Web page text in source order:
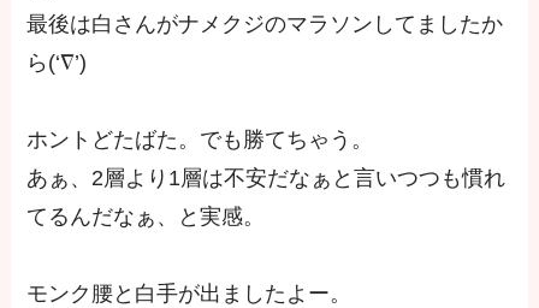
最後は白さんがナメクジのマラソンしてましたか
ら(‘∇’)
ホントどたばた。でも勝てちゃう。
あぁ、2層より1層は不安だなぁと言いつつも慣れ
てるんだなぁ、と実感。
モンク腰と白手が出ましたよー。